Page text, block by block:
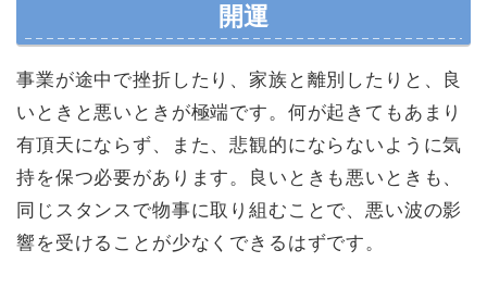
開運
事業が途中で挫折したり、家族と離別したりと、良
いときと悪いときが極端です。何が起きてもあまり
有頂天にならず、また、悲観的にならないように気
持を保つ必要があります。良いときも悪いときも、
同じスタンスで物事に取り組むことで、悪い波の影
響を受けることが少なくできるはずです。